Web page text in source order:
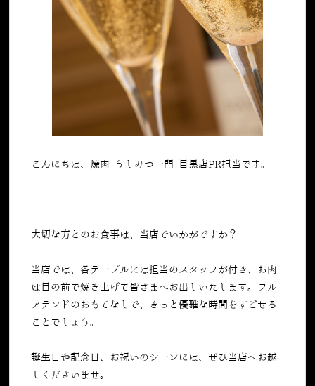
こんにちは、焼肉 うしみつ一門 目黒店PR担当です。
大切な方とのお食事は、当店でいかがですか？
当店では、各テーブルには担当のスタッフが付き、お肉
は目の前で焼き上げて皆さまへお出しいたします。フル
アテンドのおもてなしで、きっと優雅な時間をすごせる
ことでしょう。
誕生日や記念日、お祝いのシーンには、ぜひ当店へお越
しくださいませ。